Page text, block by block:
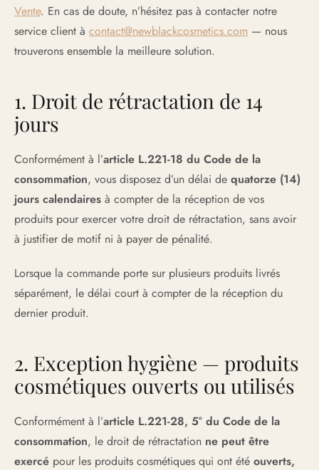
Vente. En cas de doute, n’hésitez pas à contacter notre
service client à contact@newblackcosmetics.com — nous
trouverons ensemble la meilleure solution.
1. Droit de rétractation de 14
jours
Conformément à l’article L.221-18 du Code de la
consommation, vous disposez d’un délai de quatorze (14)
jours calendaires à compter de la réception de vos
produits pour exercer votre droit de rétractation, sans avoir
à justifier de motif ni à payer de pénalité.
Lorsque la commande porte sur plusieurs produits livrés
séparément, le délai court à compter de la réception du
dernier produit.
2. Exception hygiène — produits
cosmétiques ouverts ou utilisés
Conformément à l’article L.221-28, 5° du Code de la
consommation, le droit de rétractation ne peut être
exercé pour les produits cosmétiques qui ont été ouverts,